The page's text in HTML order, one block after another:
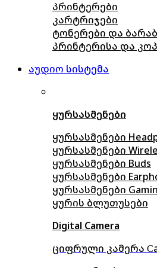
პრინტერები
კარტრიჯები
ტონერები და
პრინტერისა და
აუდიო სისტემა
ყურსასმენები
ყურსასმენები
ყურსასმენები
ყურსასმენები Buds
ყურსასმენები
ყურსასმენები
ყურის ბლუთუსები
Digital Camera
ციფრული კამერა